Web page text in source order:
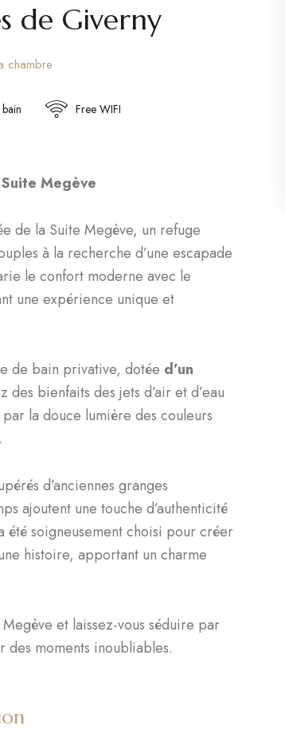
de Giverny
chambre
Free WIFI
Megève
de la Suite Megève, un refuge
à la recherche d’une escapade
le confort moderne avec le
une expérience unique et
de bain privative, dotée d’un
des bienfaits des jets d’air et d’eau
la douce lumière des couleurs
d’anciennes granges
ajoutent une touche d’authenticité
soigneusement choisi pour créer
histoire, apportant un charme
et laissez-vous séduire par
moments inoubliables.